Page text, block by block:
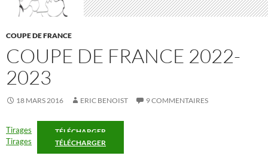
COUPE DE FRANCE
COUPE DE FRANCE 2022-
2023
18 MARS 2016 ERIC BENOIST 9 COMMENTAIRES
Tirages TÉLÉCHARGER
Tirages TÉLÉCHARGER